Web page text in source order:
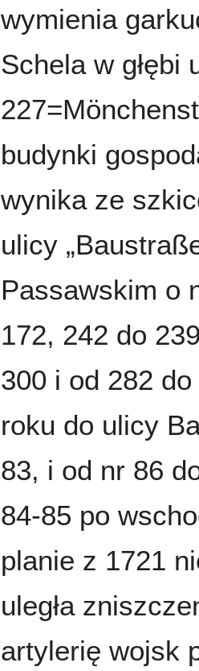
wymienia
Schela w głębi
budynki
wynika ze
ulicy
Passawskim o
172, 242 do
300 i od 282
roku do ulicy
83, i od nr 86
84-85 po
planie z 1721
uległa
artylerię wojsk